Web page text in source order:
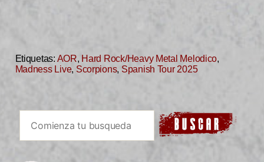
Etiquetas: AOR, Hard Rock/Heavy Metal Melodico,
Madness Live, Scorpions, Spanish Tour 2025